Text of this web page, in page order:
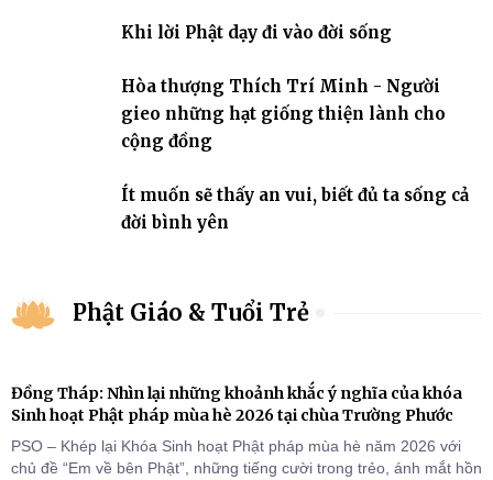
Khi lời Phật dạy đi vào đời sống
Hòa thượng Thích Trí Minh - Người
gieo những hạt giống thiện lành cho
cộng đồng
Ít muốn sẽ thấy an vui, biết đủ ta sống cả
đời bình yên
Phật Giáo & Tuổi Trẻ
Đồng Tháp: Nhìn lại những khoảnh khắc ý nghĩa của khóa
Sinh hoạt Phật pháp mùa hè 2026 tại chùa Trường Phước
PSO – Khép lại Khóa Sinh hoạt Phật pháp mùa hè năm 2026 với
chủ đề “Em về bên Phật”, những tiếng cười trong trẻo, ánh mắt hồn